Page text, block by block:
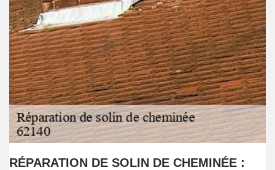
RÉPARATION DE SOLIN DE CHEMINÉE :